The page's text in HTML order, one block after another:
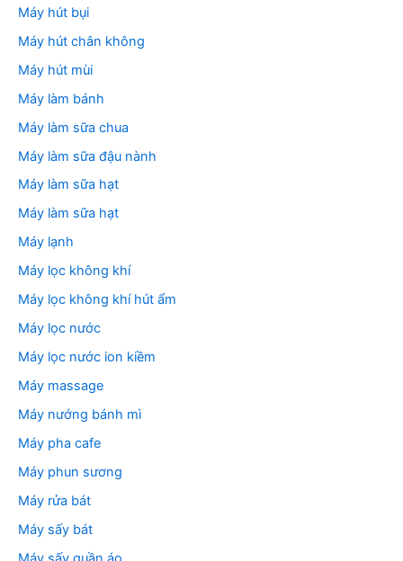
Máy hút bụi
Máy hút chân không
Máy hút mùi
Máy làm bánh
Máy làm sữa chua
Máy làm sữa đậu nành
Máy làm sữa hạt
Máy làm sữa hạt
Máy lạnh
Máy lọc không khí
Máy lọc không khí hút ẩm
Máy lọc nước
Máy lọc nước ion kiềm
Máy massage
Máy nướng bánh mì
Máy pha cafe
Máy phun sương
Máy rửa bát
Máy sấy bát